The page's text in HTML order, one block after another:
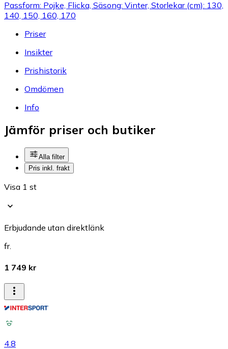
Passform: Pojke, Flicka, Säsong: Vinter, Storlekar (cm): 130,
140, 150, 160, 170
Priser
Insikter
Prishistorik
Omdömen
Info
Jämför priser och butiker
Alla filter
Pris inkl. frakt
Visa 1 st
Erbjudande utan direktlänk
fr.
1 749 kr
4.8